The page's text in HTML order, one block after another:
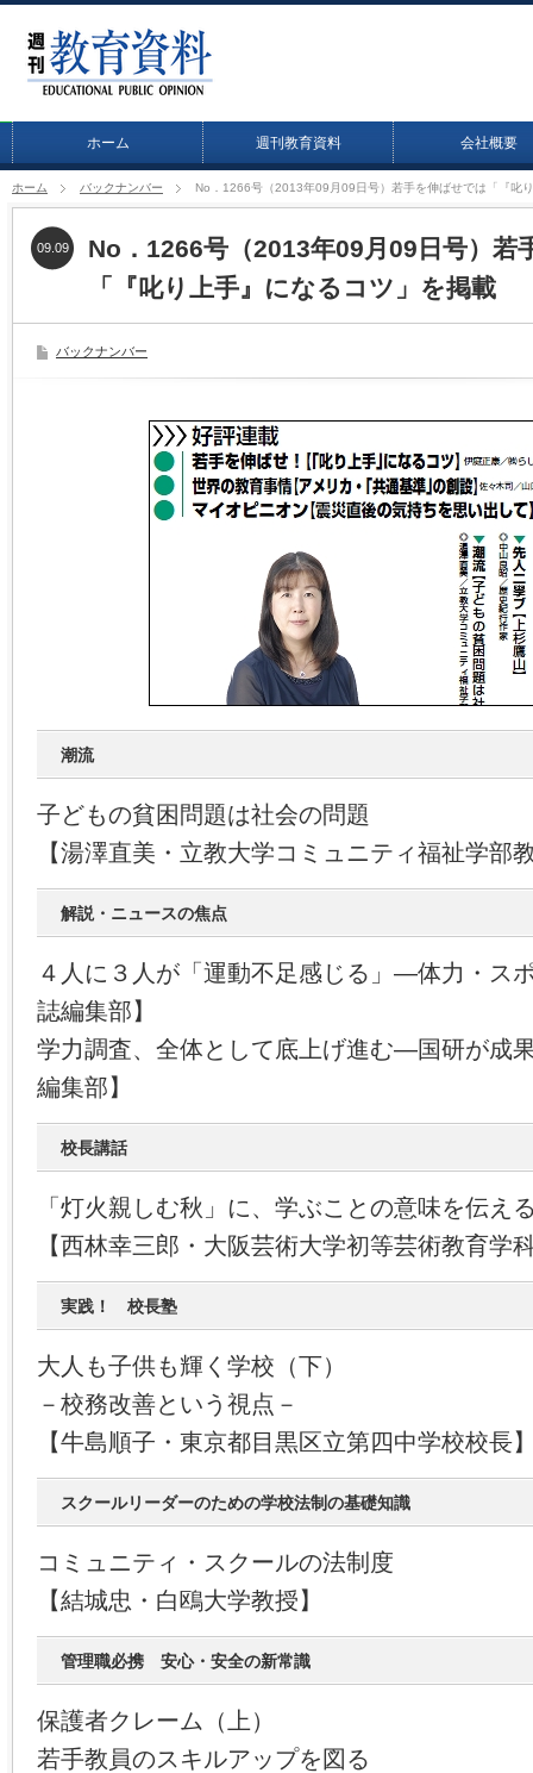
ホーム 週刊教育資料 会社概要
ホーム バックナンバー No．1266号（2013年09月09日号）若手を伸ばせでは「『叱
No．1266号（2013年09月09日号）若
「『叱り上手』になるコツ」を掲載
09.09
バックナンバー
潮流
子どもの貧困問題は社会の問題
【湯澤直美・立教大学コミュニティ福祉学部
解説・ニュースの焦点
４人に３人が「運動不足感じる」―体力・ス
誌編集部】
学力調査、全体として底上げ進む―国研が成
編集部】
校長講話
「灯火親しむ秋」に、学ぶことの意味を伝え
【西林幸三郎・大阪芸術大学初等芸術教育学
実践！ 校長塾
大人も子供も輝く学校（下）
－校務改善という視点－
【牛島順子・東京都目黒区立第四中学校校長
スクールリーダーのための学校法制の基礎知識
コミュニティ・スクールの法制度
【結城忠・白鴎大学教授】
管理職必携 安心・安全の新常識
保護者クレーム（上）
若手教員のスキルアップを図る